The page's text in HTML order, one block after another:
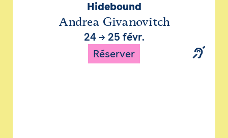
Hidebound
Andrea Givanovitch
24→ 25 févr.
Réserver